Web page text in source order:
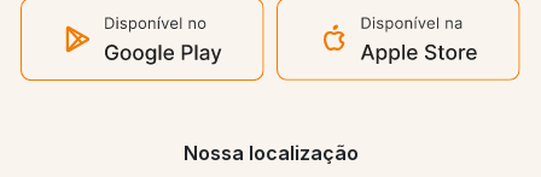
Nossa localização